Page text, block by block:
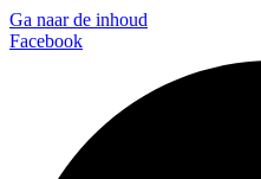
Ga naar de inhoud
Facebook